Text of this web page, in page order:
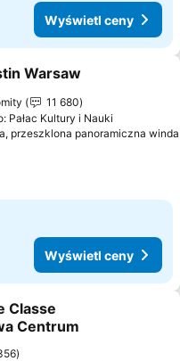
Wyświetl ceny
do ulubionych
Warsaw
11 680
Pałac Kultury i Nauki
przeszklona panoramiczna winda
Wyświetl ceny
do ulubionych
Classe
Centrum